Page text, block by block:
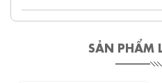
SẢN PHẨM